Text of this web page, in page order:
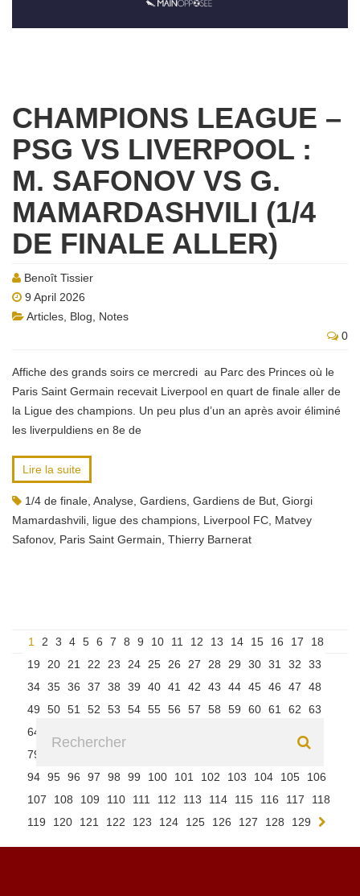
CHAMPIONS LEAGUE –
PSG VS LIVERPOOL :
M. SAFONOV VS G.
MAMARDASHVILI (1/4
DE FINALE ALLER)
Benoît Tissier
9 April 2026
Articles Blog
Notes
0
Affiche des grands soirs ce mercredi au Parc des Princes où le
Paris Saint Germain recevait Liverpool en quart de finale aller de
la Ligue des champions. Un peu plus d’un an après avoir éliminé
les liverpuldiens en 8e de
Lire la suite
1/4 de finale Analyse Gardiens Gardiens de But Giorgi
Mamardashvili ligue des champions Liverpool FC Matvey
Safonov, Paris Saint Germain Thierry Barnerat
1 2 3 4 5 6 7 8 9 10 11 12 13 14 15 16 17
18
19
20 21 22 23 24 25 26 27 28 29 30 31 32
33
34 35 36 37 38 39 40 41 42 43 44 45 46 47
48
49
50 51 52 53 54 55 56 57 58 59 60 61 62
63
64
79
94 95 96 97 98 99 100 101 102 103 104 105
106
107
108 109 110 111 112 113 114 115 116 117
118
119
120 121 122 123 124 125 126 127 128 129